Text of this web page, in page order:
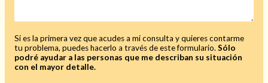
Mis libros favoritos
Mi Blog
¿Qué es el tarot?
Si es la primera vez que acudes a mi consulta y quieres contarme
tu problema, puedes hacerlo a través de este formulario.Sólo
podré ayudar a las personas que me describan su situación
con el mayor detalle.